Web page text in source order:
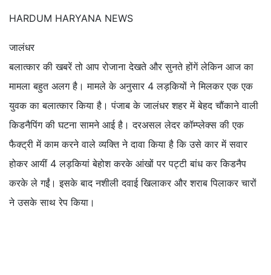
HARDUM HARYANA NEWS
जालंधर
बलात्कार की खबरें तो आप रोजाना देखते और सुनते होंगें लेकिन आज का
मामला बहुत अलग है। मामले के अनुसार 4 लड़कियों ने मिलकर एक एक
युवक का बलात्कार किया है। पंजाब के जालंधर शहर में बेहद चौंकाने वाली
किडनैपिंग की घटना सामने आई है। दरअसल लेदर कॉम्प्लेक्स की एक
फैक्ट्री में काम करने वाले व्यक्ति ने दावा किया है कि उसे कार में सवार
होकर आयीं 4 लड़कियां बेहोश करके आंखों पर पट्टी बांध कर किडनैप
करके ले गईं। इसके बाद नशीली दवाई खिलाकर और शराब पिलाकर चारों
ने उसके साथ रेप किया।